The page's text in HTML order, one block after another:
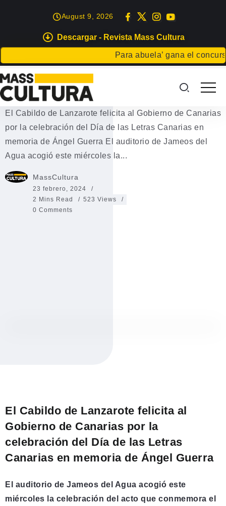
Descargar - Revista Mass Cultura
Para abuela’ gana el concurso
August 9, 2026
EVENTOS
El Cabildo de Lanzarote felicita al
Gobierno de Canarias
El Cabildo de Lanzarote felicita al Gobierno de Canarias
por la celebración del Día de las Letras Canarias en
memoria de Ángel Guerra El auditorio de Jameos del
Agua acogió este miércoles la...
MassCultura
23 febrero, 2024
2 Mins Read
523 Views
0 Comments
El Cabildo de Lanzarote felicita al
Gobierno de Canarias por la
celebración del Día de las Letras
Canarias en memoria de Ángel Guerra
El auditorio de Jameos del Agua acogió este
miércoles la celebración del acto que conmemora el